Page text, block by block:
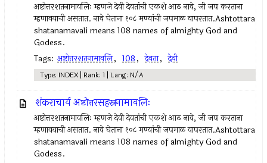
अष्टोत्तरशतनामावलिः म्हणजे देवी देवतांची एकशे आठ नावे, जी जप करताना
म्हणावयाची असतात. नावे घेताना १०८ मण्यांची जपमाळ वापरतात.Ashtottara
shatanamavali means 108 names of almighty God and
Godess.
Tags: अष्टोत्तरशतनामावलि, 108, देवता, देवी
Type: INDEX | Rank: 1 | Lang: N/A
शंकराचार्य अष्टोत्तरसहस्रनामावलिः
अष्टोत्तरशतनामावलिः म्हणजे देवी देवतांची एकशे आठ नावे, जी जप करताना
म्हणावयाची असतात. नावे घेताना १०८ मण्यांची जपमाळ वापरतात.Ashtottara
shatanamavali means 108 names of almighty God and
Godess.